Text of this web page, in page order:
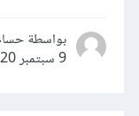
بواسطة
9 سبتمبر 2020